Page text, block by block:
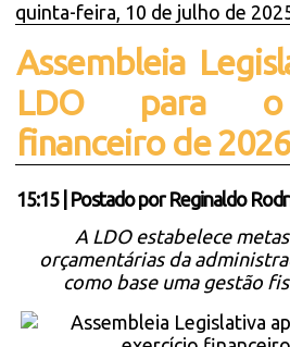
quinta-feira, 10 de julho de
Assembleia
LDO para o
financeiro de
15:15| Postado por Reginaldo
A LDO estabelece
orçamentárias da
como base uma gestão